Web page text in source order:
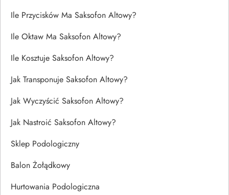
Ile Przycisków Ma Saksofon Altowy?
Ile Oktaw Ma Saksofon Altowy?
Ile Kosztuje Saksofon Altowy?
Jak Transponuje Saksofon Altowy?
Jak Wyczyścić Saksofon Altowy?
Jak Nastroić Saksofon Altowy?
Sklep Podologiczny
Balon Żołądkowy
Hurtowania Podologiczna